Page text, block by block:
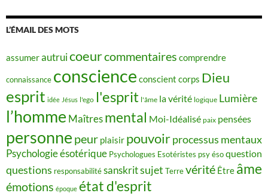
L’ÉMAIL DES MOTS
assumerautruicoeurcommentaires comprendre
connaissance conscience conscient corps Dieu
esprit idée Jésus l'ego l'esprit l'âme la vérité logique Lumière
l’homme Maîtres mental Moi-Idéalisé paix pensées
personne peur plaisir pouvoirprocessus mentaux
Psychologie ésotérique Psychologues Esotéristes psy ésoquestion
questions responsabilitésanskritsujet Terrevérité Être âme
émotions époque état d'esprit